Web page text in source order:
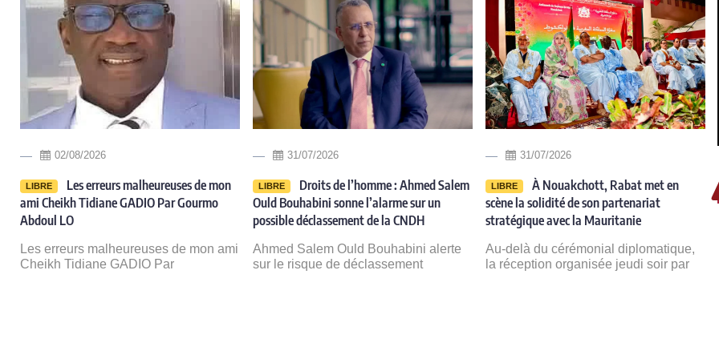
02/08/2026
LIBRE
Les erreurs malheureuses de mon
ami Cheikh Tidiane GADIO Par Gourmo
Abdoul LO
Les erreurs malheureuses de mon ami
Cheikh Tidiane GADIO Par
31/07/2026
LIBRE
Droits de l’homme : Ahmed Salem
Ould Bouhabini sonne l’alarme sur un
possible déclassement de la CNDH
Ahmed Salem Ould Bouhabini alerte
sur le risque de déclassement
31/07/2026
LIBRE
À Nouakchott, Rabat met en
scène la solidité de son partenariat
stratégique avec la Mauritanie
Au-delà du cérémonial diplomatique,
la réception organisée jeudi soir par